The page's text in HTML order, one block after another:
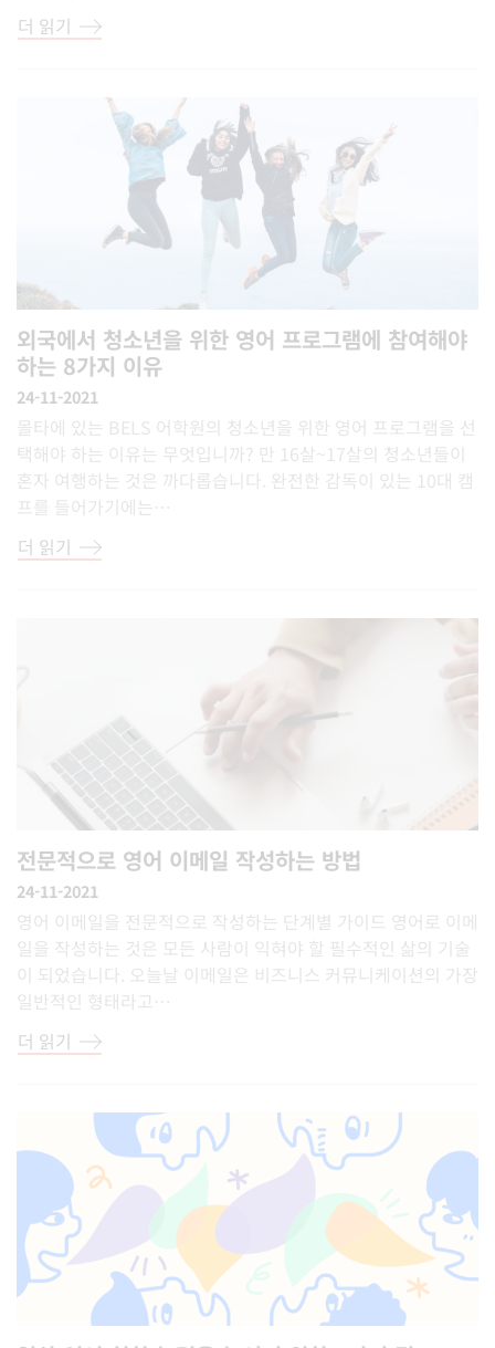
더 읽기
외국에서 청소년을 위한 영어 프로그램에 참여해야
하는 8가지 이유
24-11-2021
몰타에 있는 BELS 어학원의 청소년을 위한 영어 프로그램을 선
택해야 하는 이유는 무엇입니까? 만 16살~17살의 청소년들이
혼자 여행하는 것은 까다롭습니다. 완전한 감독이 있는 10대 캠
프를 들어가기에는…
더 읽기
전문적으로 영어 이메일 작성하는 방법
24-11-2021
영어 이메일을 전문적으로 작성하는 단계별 가이드 영어로 이메
일을 작성하는 것은 모든 사람이 익혀야 할 필수적인 삶의 기술
이 되었습니다. 오늘날 이메일은 비즈니스 커뮤니케이션의 가장
일반적인 형태라고…
더 읽기